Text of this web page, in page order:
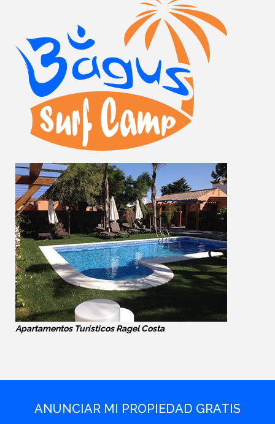
Apartamentos Turísticos Ragel Costa
ANUNCIAR MI PROPIEDAD GRATIS